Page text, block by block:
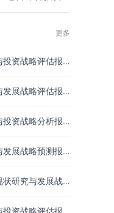
更多
资战略评估报
展战略评估报
资战略分析报
展战略预测报
状研究与发展战
资战略评估报